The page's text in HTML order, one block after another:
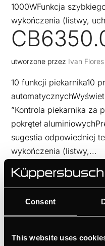
Consent
This website uses
1000WFunkcja
wykończenia (listwy,
utworzone przez Ivan Flores
10 funkcji piekarnika10
”Kontrola piekarnika za
pokręteł
sugestia odpowiedniej
wykończenia (listwy,...
5 specjalnych funkcji
temperatury precyzyjna